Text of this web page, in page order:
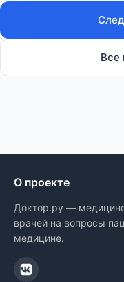
Все
О проекте
Доктор.ру —
врачей на вопросы
медицине.